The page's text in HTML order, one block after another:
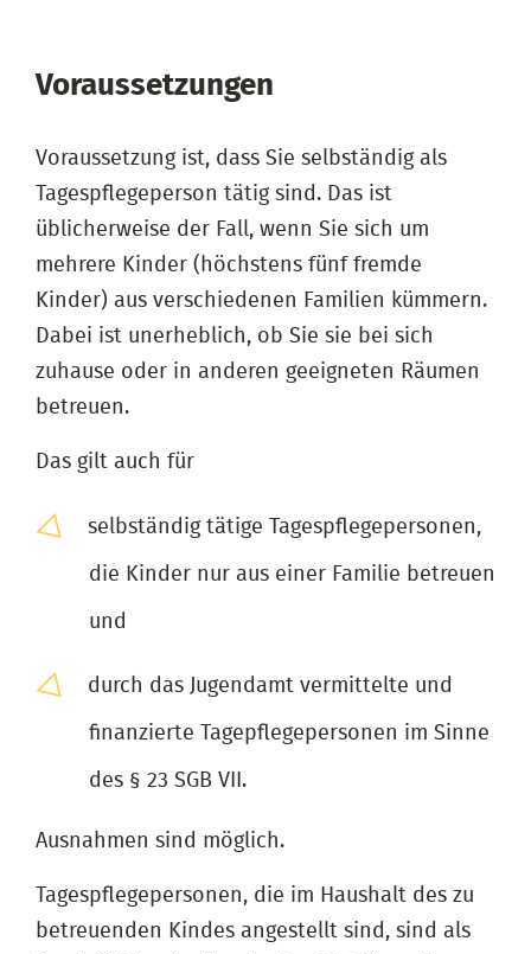
Voraussetzungen
Voraussetzung ist, dass Sie selbständig als
Tagespflegeperson tätig sind. Das ist
üblicherweise der Fall, wenn Sie sich um
mehrere Kinder (höchstens fünf fremde
Kinder) aus verschiedenen Familien kümmern.
Dabei ist unerheblich, ob Sie sie bei sich
zuhause oder in anderen geeigneten Räumen
betreuen.
Das gilt auch für
selbständig tätige Tagespflegepersonen,
die Kinder nur aus einer Familie betreuen
und
durch das Jugendamt vermittelte und
finanzierte Tagepflegepersonen im Sinne
des § 23 SGB VII.
Ausnahmen sind möglich.
Tagespflegepersonen, die im Haushalt des zu
betreuenden Kindes angestellt sind, sind als